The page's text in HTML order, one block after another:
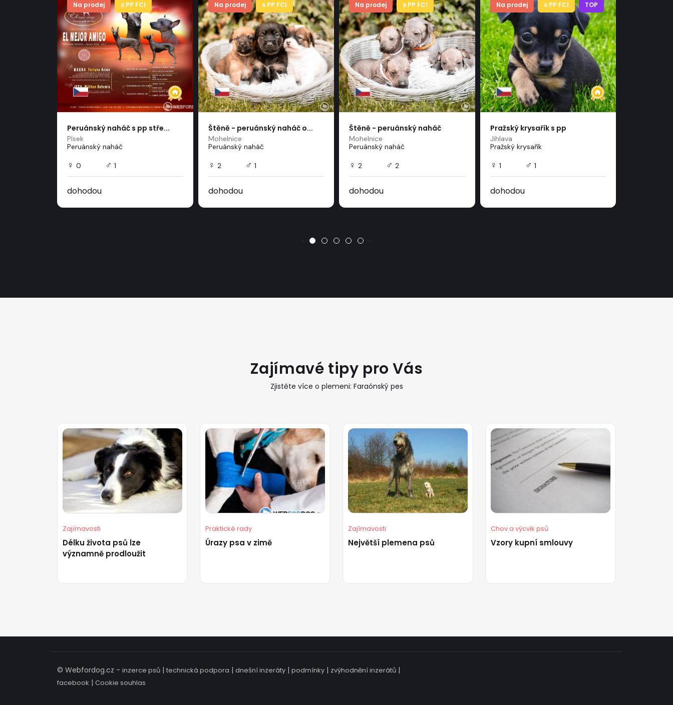
Na prodej s PP FCI
Peruánský naháč s pp stře...
Písek
Peruánský naháč
♀ 0 ♂ 1
dohodou
Na prodej s PP FCI
Štěně - peruánský naháč o...
Mohelnice
Peruánský naháč
♀ 2 ♂ 1
dohodou
Na prodej s PP FCI
Štěně - peruánský naháč
Mohelnice
Peruánský naháč
♀ 2 ♂ 2
dohodou
Na prodej s PP FCI TOP
Pražský krysařík s pp
Jihlava
Pražský krysařík
♀ 1 ♂ 1
dohodou
Zajímavé tipy pro Vás
Zjistěte více o plemeni: Faraónský pes
Zajímavosti
Délku života psů lze
významně prodloužit
Praktické rady
Úrazy psa v zimě
Zajímavosti
Největší plemena psů
Chov a výcvik psů
Vzory kupní smlouvy
© Webfordog.cz - inzerce psů | technická podpora | dnešní inzeráty | podmínky | zvýhodnění inzerátů |
facebook | Cookie souhlas